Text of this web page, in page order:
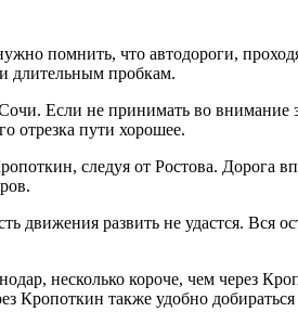
помнить, что автодороги,
длительным пробкам.
Если не принимать во
отрезка пути хорошее.
следуя от Ростова. Дорога
развить не удастся. Вся
несколько короче, чем через
Кропоткин также удобно